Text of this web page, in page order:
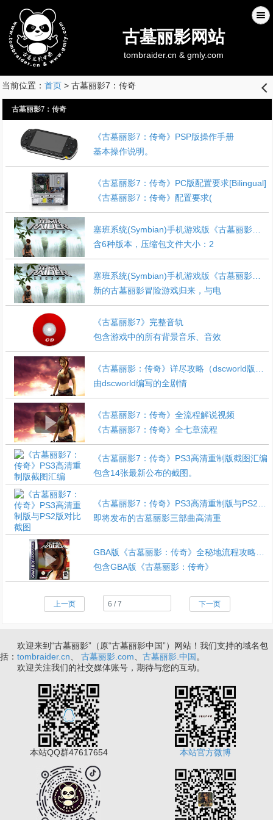
古墓丽影网站
tombraider.cn & gmly.com
当前位置： 首页> 古墓丽影7：传奇 󰊒
古墓丽影7：传奇
《古墓丽影7：传奇》PSP版操作手册
基本操作说明。
《古墓丽影7：传奇》PC版配置要求[Bilingual]
《古墓丽影7：传奇》配置要求(
含6种版本，压缩包文件大小：2
新的古墓丽影冒险游戏归来，与电
《古墓丽影7》完整音轨
包含游戏中的所有背景音乐、音效
由dscworld编写的全剧情
《古墓丽影7：传奇》全流程解说视频
《古墓丽影7：传奇》全七章流程
《古墓丽影7：传奇》PS3高清重制版截图汇编
包含14张最新公布的截图。
即将发布的古墓丽影三部曲高清重
包含GBA版《古墓丽影：传奇》
上一页 下一页
欢迎来到“古墓丽影”（原“古墓丽影中国”）网站！我们支持的域名包
括： tombraider.cn 古墓丽影.com 古墓丽影.中国 。
欢迎关注我们的社交媒体账号，期待与您的互动。
本站QQ群47617654 本站官方微博